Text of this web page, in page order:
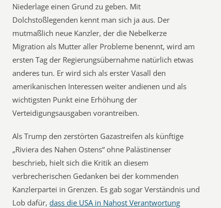
Niederlage einen Grund zu geben. Mit
Dolchstoßlegenden kennt man sich ja aus. Der
mutmaßlich neue Kanzler, der die Nebelkerze
Migration als Mutter aller Probleme benennt, wird am
ersten Tag der Regierungsübernahme natürlich etwas
anderes tun. Er wird sich als erster Vasall den
amerikanischen Interessen weiter andienen und als
wichtigsten Punkt eine Erhöhung der
Verteidigungsausgaben vorantreiben.
Als Trump den zerstörten Gazastreifen als künftige
„Riviera des Nahen Ostens“ ohne Palästinenser
beschrieb, hielt sich die Kritik an diesem
verbrecherischen Gedanken bei der kommenden
Kanzlerpartei in Grenzen. Es gab sogar Verständnis und
Lob dafür,dass die USA in Nahost Verantwortung